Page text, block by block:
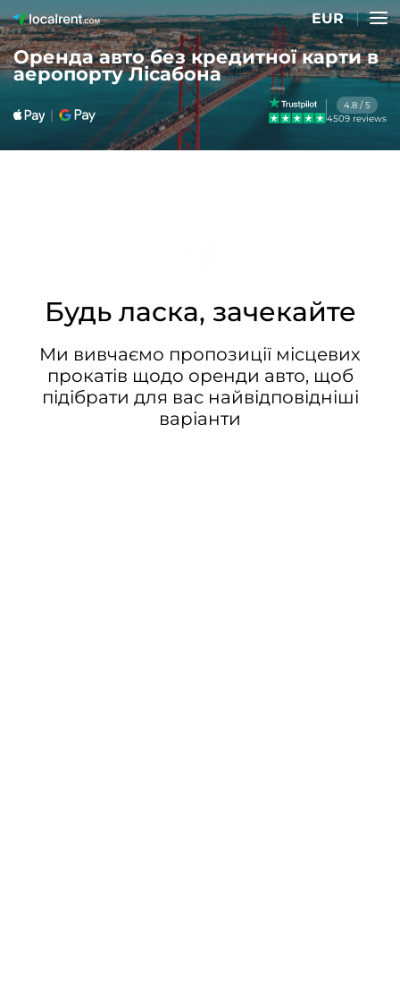
EUR
Оренда авто без кредитної карти в
аеропорту Лісабона
4.8 / 5
4509 reviews
Будь ласка, зачекайте
Ми вивчаємо пропозиції місцевих
прокатів щодо оренди авто, щоб
підібрати для вас найвідповідніші
варіанти